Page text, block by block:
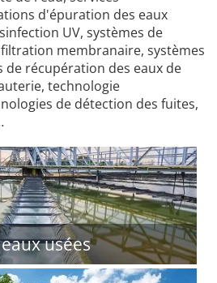
d'épuration des eaux
UV, systèmes de
membranaire, systèmes
de récupération des eaux de
technologie
de détection des fuites,
usées